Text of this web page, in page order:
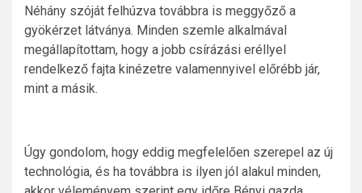
Néhány szóját felhúzva továbbra is meggyőző a
gyökérzet látványa. Minden szemle alkalmával
megállapítottam, hogy a jobb csírázási eréllyel
rendelkező fajta kinézetre valamennyivel előrébb jár,
mint a másik.
Úgy gondolom, hogy eddig megfelelően szerepel az új
technológia, és ha továbbra is ilyen jól alakul minden,